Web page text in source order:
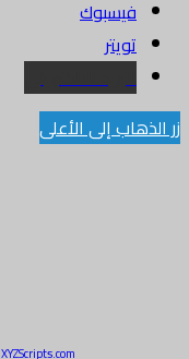
فيسبوك
تويتر
البريد الالكتروني
زر الذهاب إلى الأعلى
XYZScripts.com